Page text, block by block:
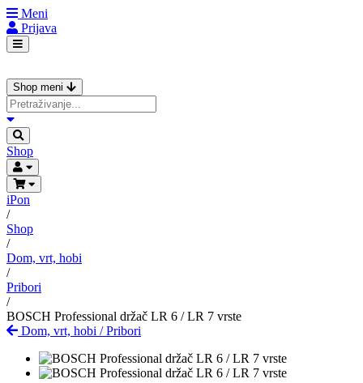
Meni
Prijava
Shop meni
Shop
iPon
/
Shop
/
Dom, vrt, hobi
/
Pribori
/
BOSCH Professional držač LR 6 / LR 7 vrste
Dom, vrt, hobi /Pribori